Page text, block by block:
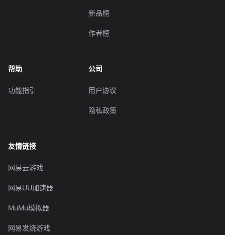
新品榜
作者榜
帮助
功能指引
公司
用户协议
隐私政策
友情链接
网易云游戏
网易UU加速器
MuMu模拟器
网易发烧游戏